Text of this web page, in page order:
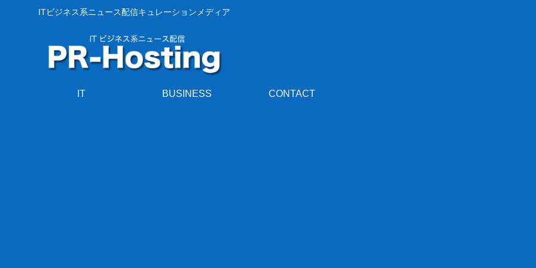
ITビジネス系ニュース配信キュレーションメディア
IT BUSINESS CONTACT